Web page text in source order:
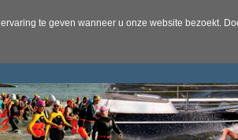
te geven wanneer u onze website bezoekt.